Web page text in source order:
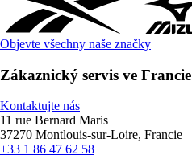
Objevte všechny naše značky
Zákaznický servis ve Francie
Kontaktujte nás
11 rue Bernard Maris
37270 Montlouis-sur-Loire, Francie
+33 1 86 47 62 58